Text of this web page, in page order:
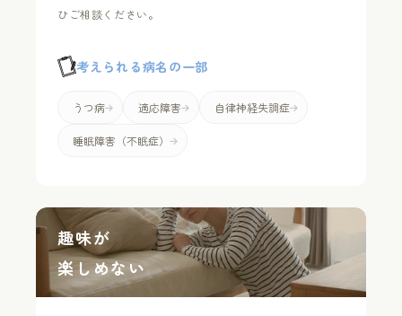
ひご相談ください。
考えられる病名の一部
うつ病 適応障害 自律神経失調症
睡眠障害（不眠症）
趣味が
楽しめない